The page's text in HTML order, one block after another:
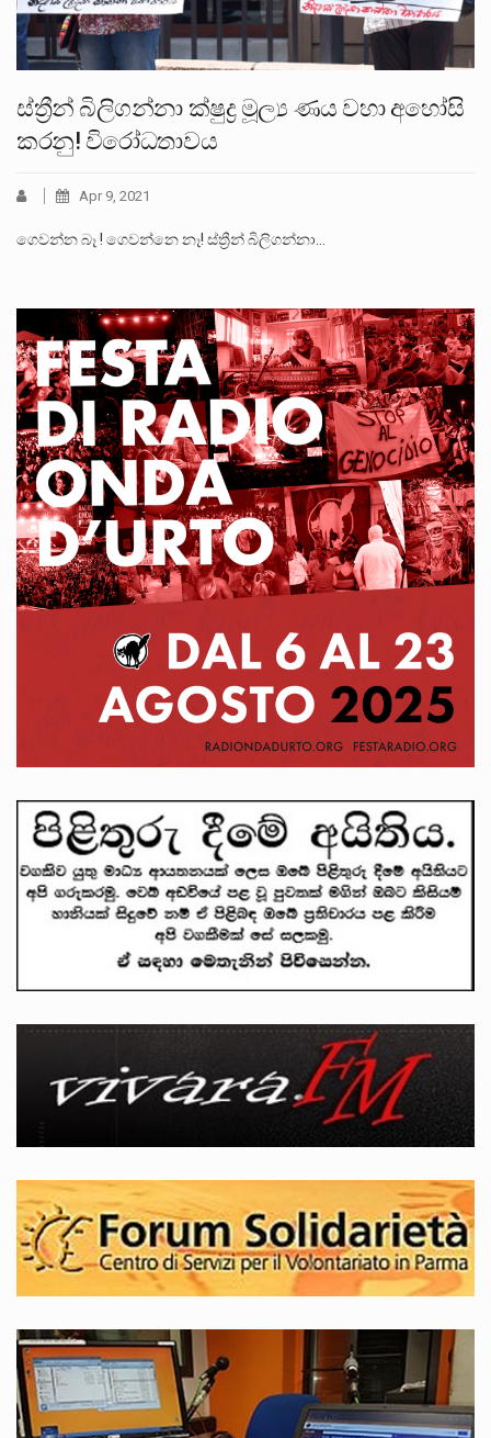
ස්ත්‍රීන් බිලිගන්නා ක්ෂුද්‍ර මූල්‍ය ණය වහා අහෝසි
කරනු! විරෝධතාවය
Apr 9, 2021
ගෙවන්න බෑ ! ගෙවන්නෙ නෑ! ස්ත්‍රීන් බිලිගන්නා…